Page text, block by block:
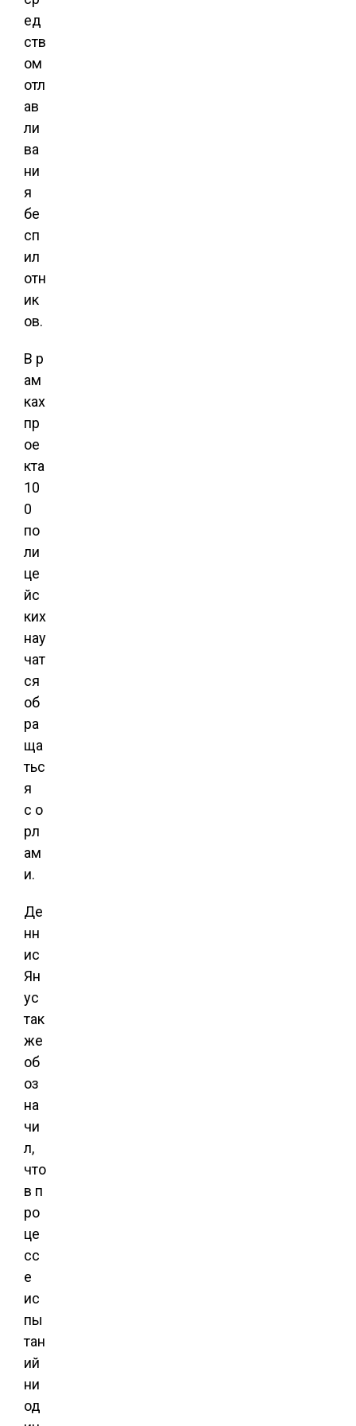
ед
ств
ом
отл
ав
ли
ва
ни
я
бе
сп
ил
отн
ик
ов.
В р
ам
ках
пр
ое
кта
10
0
по
ли
це
йс
ких
нау
чат
ся
об
ра
ща
тьс
я
с о
рл
ам
и.
Де
нн
ис
Ян
ус
так
же
об
оз
на
чи
л,
что
в п
ро
це
сс
е
ис
пы
тан
ий
ни
од